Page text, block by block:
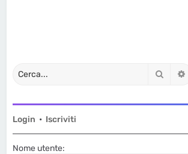
Cerca
Login • Iscriviti
Nome utente: